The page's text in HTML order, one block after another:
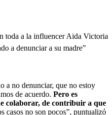
toda a la influencer Aida Victoria
a denunciar a su madre”
a no denunciar, que no estoy
de acuerdo. Pero es
colaborar, de contribuir a que
casos no son pocos”, puntualizó